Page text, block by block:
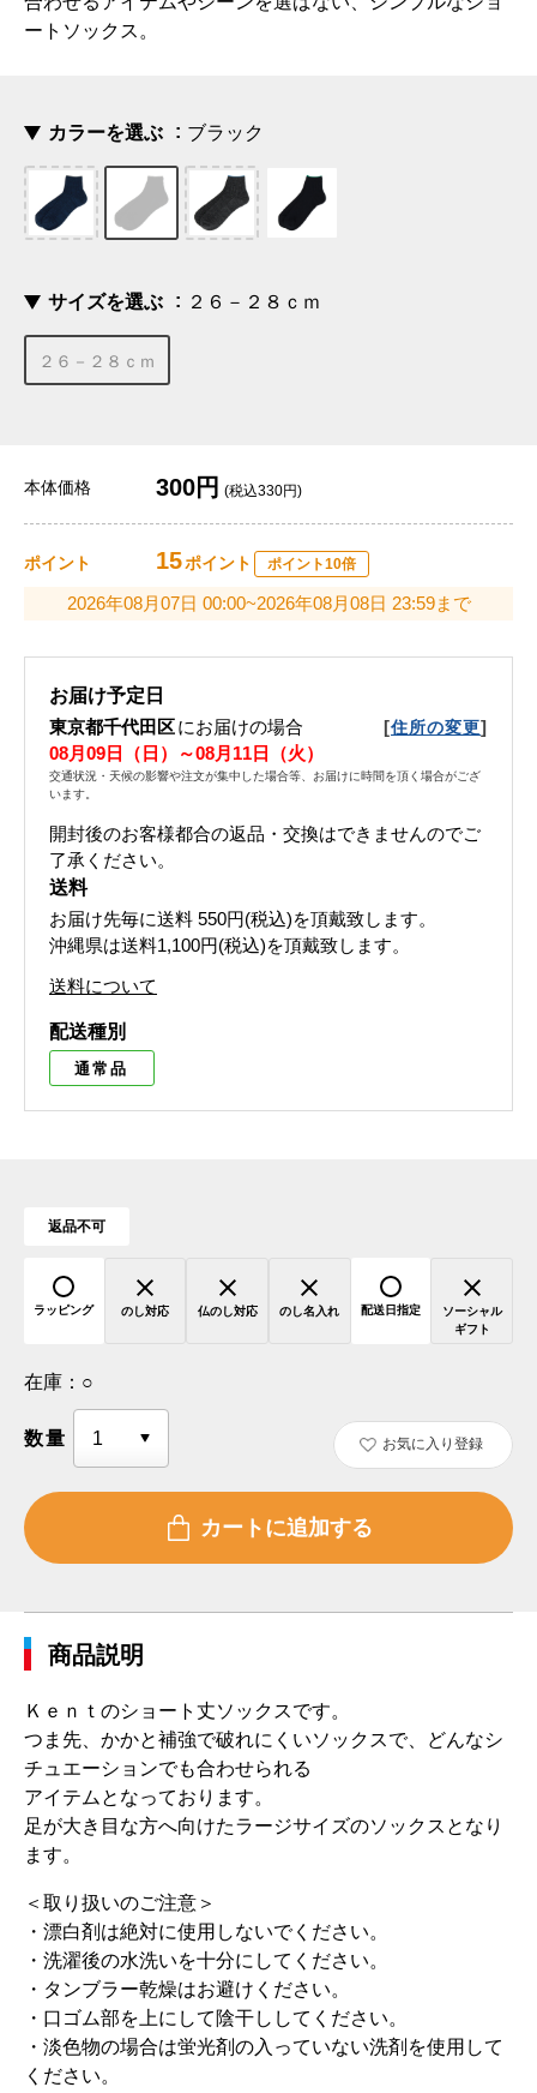
ートソックス。
カラーを選ぶ ブラック
サイズを選ぶ ２６－２８ｃｍ
２６－２８ｃｍ
本体価格 300円 (税込330円)
ポイント 15ポイント ポイント10倍
2026年08月07日 00:00~2026年08月08日 23:59まで
お届け予定日
東京都千代田区にお届けの場合 [住所の変更]
08月09日（日）～08月11日（火）
交通状況・天候の影響や注文が集中した場合等、お届けに時間を頂く場合がござ
います。
開封後のお客様都合の返品・交換はできませんのでご
了承ください。
送料
お届け先毎に送料 550円(税込)を頂戴致します。
沖縄県は送料1,100円(税込)を頂戴致します。
送料について
配送種別
通常品
返品不可
ラッピング のし対応 仏のし対応 のし名入れ 配送日指定
ソーシャル
ギフト
在庫： ○
数量 お気に入り登録
商品説明
Ｋｅｎｔのショート丈ソックスです。
つま先、かかと補強で破れにくいソックスで、どんなシ
チュエーションでも合わせられる
アイテムとなっております。
足が大き目な方へ向けたラージサイズのソックスとなり
ます。
＜取り扱いのご注意＞
・漂白剤は絶対に使用しないでください。
・洗濯後の水洗いを十分にしてください。
・タンブラー乾燥はお避けください。
・口ゴム部を上にして陰干ししてください。
・淡色物の場合は蛍光剤の入っていない洗剤を使用して
ください。